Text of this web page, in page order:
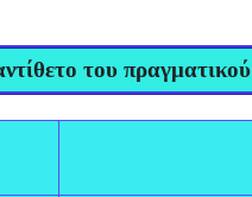
του πραγματικού